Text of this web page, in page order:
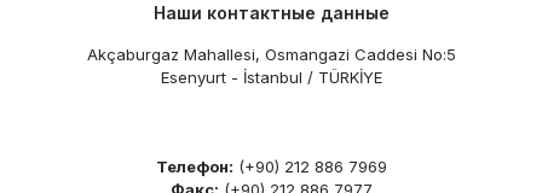
Наши контактные данные
Akçaburgaz Mahallesi, Osmangazi Caddesi No:5
Esenyurt - İstanbul / TÜRKİYE
Телефон: (+90) 212 886 7969